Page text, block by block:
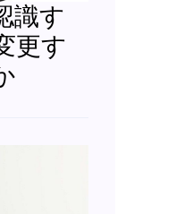
識す
更す